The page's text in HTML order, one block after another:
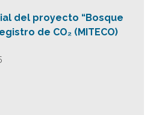
del proyecto “Bosque
de CO₂ (MITECO)